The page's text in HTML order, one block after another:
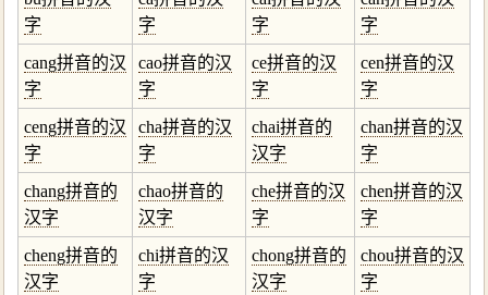
字
字
字
字
cang拼音的汉
字
cao拼音的汉
字
ce拼音的汉
字
cen拼音的汉
字
ceng拼音的汉
字
cha拼音的汉
字
chai拼音的
汉字
chan拼音的汉
字
chang拼音的
汉字
chao拼音的
汉字
che拼音的汉
字
chen拼音的汉
字
cheng拼音的
汉字
chi拼音的汉
字
chong拼音的
汉字
chou拼音的汉
字